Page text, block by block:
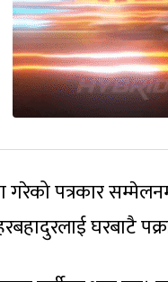
पत्रकार
घरबाटै